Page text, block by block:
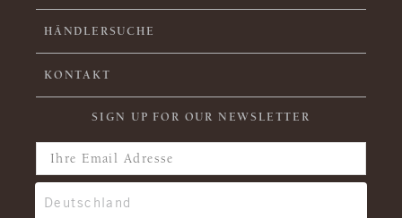
HÄNDLERSUCHE
KONTAKT
SIGN UP FOR OUR NEWSLETTER